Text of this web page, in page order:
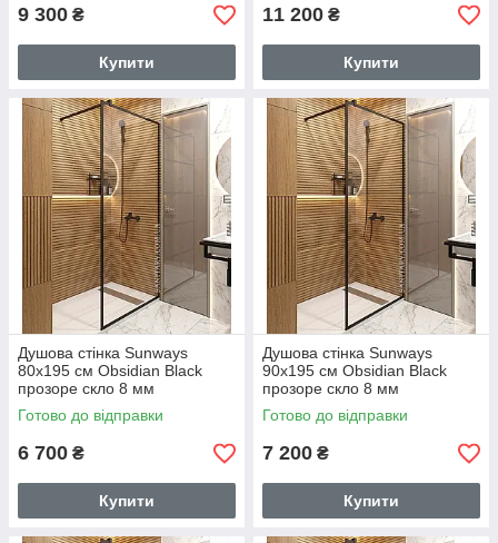
9 300 ₴
Купити
11 200 ₴
Купити
Душова стінка Sunways
80х195 см Obsidian Black
прозоре скло 8 мм
перегородка для душу
чорний профіль
Готово до відправки
6 700 ₴
Купити
Душова стінка Sunways
90х195 см Obsidian Black
прозоре скло 8 мм
перегородка для душу
чорний профіль
Готово до відправки
7 200 ₴
Купити